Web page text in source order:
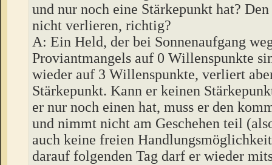
und nur noch eine Stärkepunkt hat?
nicht verlieren, richtig?
A: Ein Held, der bei Sonnenaufgang
Proviantmangels auf 0 Willenspunkte
wieder auf 3 Willenspunkte, verliert
Stärkepunkt. Kann er keinen
er nur noch einen hat, muss er den
und nimmt nicht am Geschehen teil
auch keine freien
darauf folgenden Tag darf er wieder